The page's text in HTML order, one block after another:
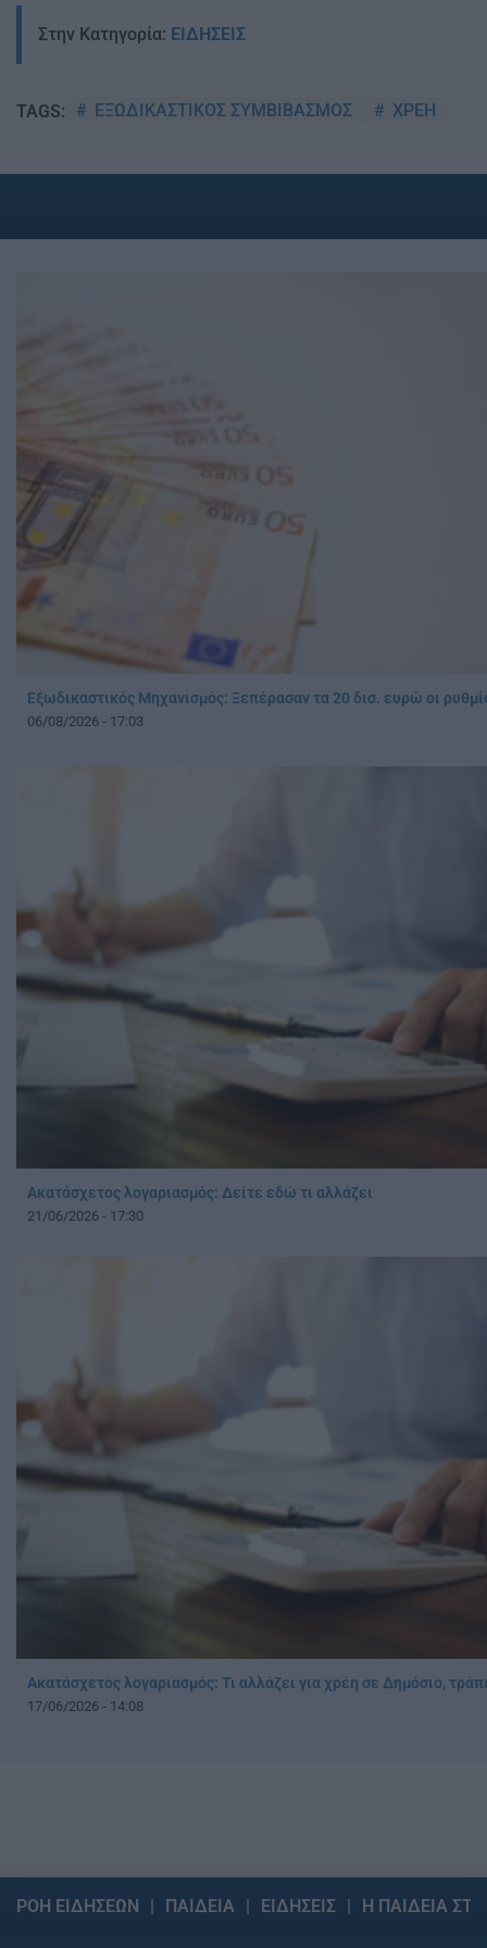
Στην Κατηγορία: ΕΙΔΗΣΕΙΣ
TAGS: ΕΞΩΔΙΚΑΣΤΙΚΟΣ ΣΥΜΒΙΒΑΣΜΟΣ ΧΡΕΗ
Εξωδικαστικός Μηχανισμός: Ξεπέρασαν τα 20 δισ. ευρώ οι
06/08/2026 - 17:03
Ακατάσχετος λογαριασμός: Δείτε εδώ τι αλλάζει
21/06/2026 - 17:30
Ακατάσχετος λογαριασμός: Τι αλλάζει για χρέη σε Δημόσιο,
17/06/2026 - 14:08
ΡΟΗ ΕΙΔΗΣΕΩΝ ΠΑΙΔΕΙΑ ΕΙΔΗΣΕΙΣ Η ΠΑΙΔΕΙΑ